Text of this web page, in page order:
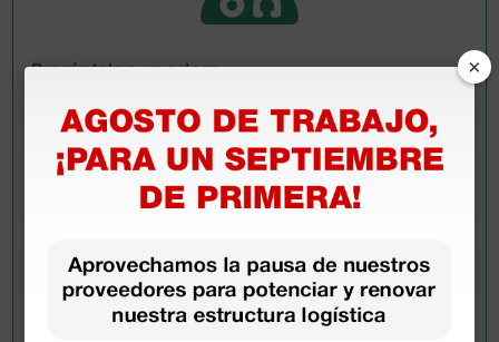
Pregúntale a un colega
¿Todavía tienes alguna duda? ¿Necesitas más
información?
Envía ahora mismo tu pregunta a los colegas que ya
han adquirido este producto.
×